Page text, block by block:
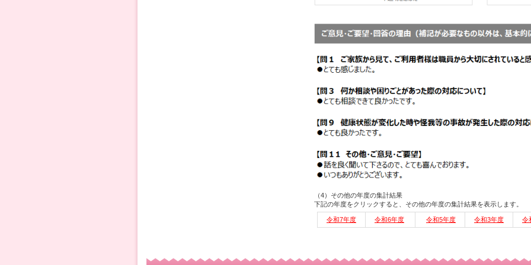
（4）その他の年度の集計結果
下記の年度をクリックすると、その他の年度の集計結果を表示します。
令和7年度 令和6年度 令和5年度 令和3年度 令